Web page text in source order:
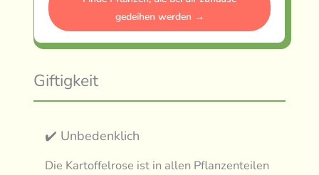
gedeihen werden →
Giftigkeit
✔️ Unbedenklich
Die Kartoffelrose ist in allen Pflanzenteilen